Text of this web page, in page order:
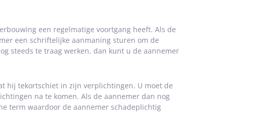
een regelmatige voortgang heeft. Als de
een schriftelijke aanmaning sturen om de
steeds te traag werken, dan kunt u de aannemer
hij tekortschiet in zijn verplichtingen. U moet de
na te komen. Als de aannemer dan nog
term waardoor de aannemer schadeplichtig